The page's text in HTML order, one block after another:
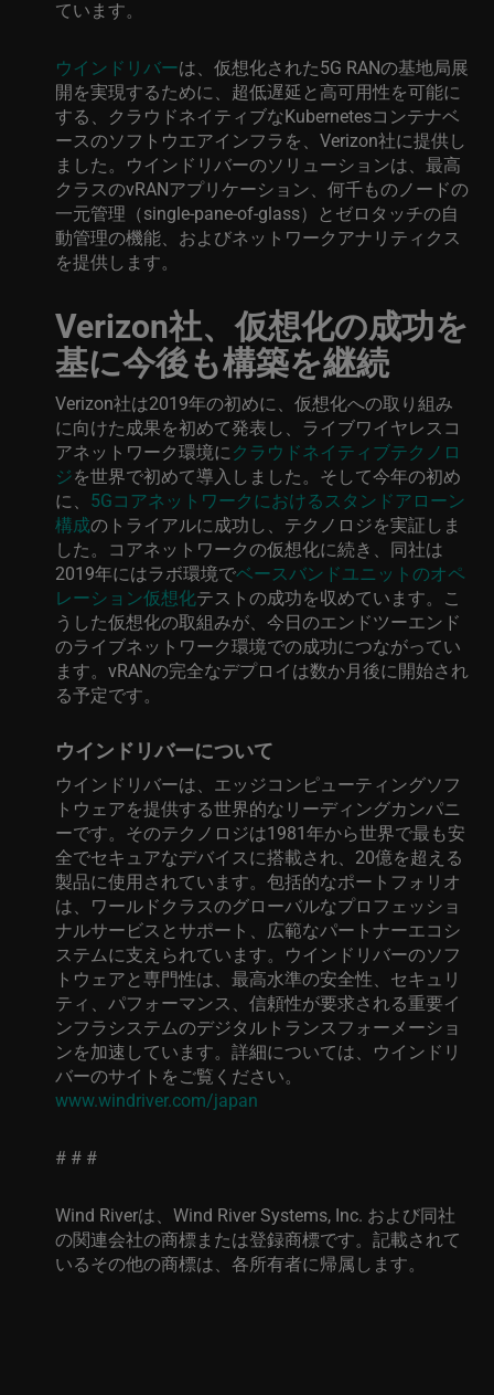
ています。
ウインドリバーは、仮想化された5G RANの基地局展
開を実現するために、超低遅延と高可用性を可能に
する、クラウドネイティブなKubernetesコンテナベ
ースのソフトウエアインフラを、Verizon社に提供し
ました。ウインドリバーのソリューションは、最高
クラスのvRANアプリケーション、何千ものノードの
一元管理（single-pane-of-glass）とゼロタッチの自
動管理の機能、およびネットワークアナリティクス
を提供します。
Verizon社、仮想化の成功を
基に今後も構築を継続
Verizon社は2019年の初めに、仮想化への取り組み
に向けた成果を初めて発表し、ライブワイヤレスコ
アネットワーク環境にクラウドネイティブテクノロ
ジを世界で初めて導入しました。そして今年の初め
に、 5Gコアネットワークにおけるスタンドアローン
構成のトライアルに成功し、テクノロジを実証しま
した。コアネットワークの仮想化に続き、同社は
2019年にはラボ環境でベースバンドユニットのオペ
レーション仮想化テストの成功を収めています。こ
うした仮想化の取組みが、今日のエンドツーエンド
のライブネットワーク環境での成功につながってい
ます。vRANの完全なデプロイは数か月後に開始され
る予定です。
ウインドリバーについて
ウインドリバーは、エッジコンピューティングソフ
トウェアを提供する世界的なリーディングカンパニ
ーです。そのテクノロジは1981年から世界で最も安
全でセキュアなデバイスに搭載され、20億を超える
製品に使用されています。包括的なポートフォリオ
は、ワールドクラスのグローバルなプロフェッショ
ナルサービスとサポート、広範なパートナーエコシ
ステムに支えられています。ウインドリバーのソフ
トウェアと専門性は、最高水準の安全性、セキュリ
ティ、パフォーマンス、信頼性が要求される重要イ
ンフラシステムのデジタルトランスフォーメーショ
ンを加速しています。詳細については、ウインドリ
バーのサイトをご覧ください。
www.windriver.com/japan
# # #
Wind Riverは、Wind River Systems, Inc. および同社
の関連会社の商標または登録商標です。記載されて
いるその他の商標は、各所有者に帰属します。